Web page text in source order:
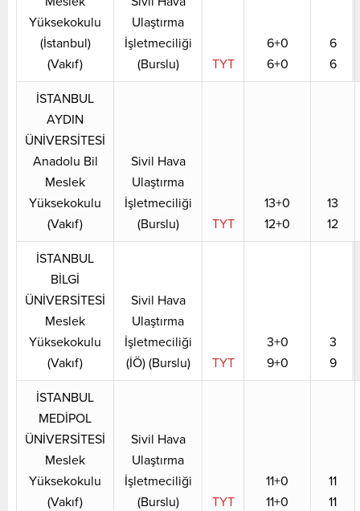
Yüksekokulu
(İstanbul)
(Vakıf)
Ulaştırma
İşletmeciliği
(Burslu)
TYT
6+0
6+0
6
6
İSTANBUL
AYDIN
ÜNİVERSİTESİ
Anadolu Bil
Meslek
Yüksekokulu
(Vakıf)
Sivil Hava
Ulaştırma
İşletmeciliği
(Burslu)
TYT
13+0
12+0
13
12
İSTANBUL
BİLGİ
ÜNİVERSİTESİ
Meslek
Yüksekokulu
(Vakıf)
Sivil Hava
Ulaştırma
İşletmeciliği
(İÖ) (Burslu)
TYT
3+0
9+0
3
9
İSTANBUL
MEDİPOL
ÜNİVERSİTESİ
Meslek
Yüksekokulu
(Vakıf)
Sivil Hava
Ulaştırma
İşletmeciliği
(Burslu)
TYT
11+0
11+0
11
11